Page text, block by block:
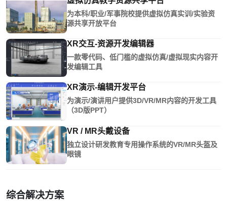
为本科/职业/军事院校提供虚拟仿真实训/实验资
源共享开放平台
XR交互-资源开发编辑器
一款零代码、低门槛的虚拟仿真/虚拟现实内容开
发编辑工具
XR演示-编辑开发平台
为演示/演讲用户提供3D/VR/MR内容的开发工具
（3D版PPT）
VR / MR头戴设备
独立设计研发教育专用操作系统的VR/MR头盔及
眼镜
综合解决方案